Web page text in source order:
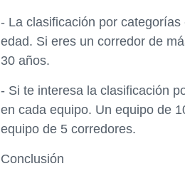
- La clasificación por
edad. Si eres un corredor de
30 años.
- Si te interesa la clasificación
en cada equipo. Un equipo de
equipo de 5 corredores.
Conclusión